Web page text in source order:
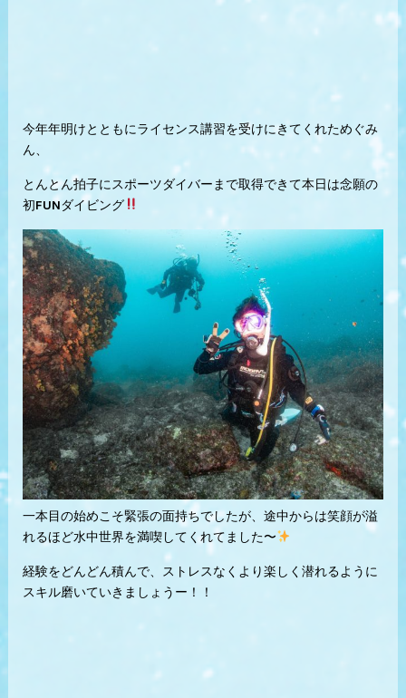
今年年明けとともにライセンス講習を受けにきてくれためぐみ
ん、
とんとん拍子にスポーツダイバーまで取得できて本日は念願の
初FUNダイビング
一本目の始めこそ緊張の面持ちでしたが、途中からは笑顔が溢
れるほど水中世界を満喫してくれてました〜
経験をどんどん積んで、ストレスなくより楽しく潜れるように
スキル磨いていきましょうー！！